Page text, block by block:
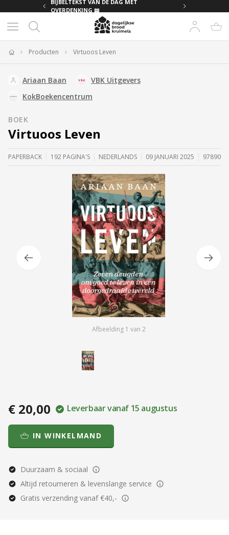
BIJBELTEKST VAN DE DAG MET
OVERDENKING 📖
Producten Virtuoos Leven
Ariaan Baan
VBK Uitgevers
KokBoekencentrum
BOEK
Virtuoos Leven
PAPERBACK 192 PAGINA'S NEDERLANDS 09 JANUARI 2025
Afbeelding 1 van 2
€ 20,00 Leverbaar vanaf 15 augustus
IN WINKELMAND
Duurzaam & sociaal
Altijd retourneren & levenslange service
Gratis verzending vanaf €40,-